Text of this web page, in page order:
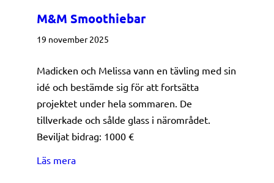
M&M Smoothiebar
19 november 2025
Madicken och Melissa vann en tävling med sin
idé och bestämde sig för att fortsätta
projektet under hela sommaren. De
tillverkade och sålde glass i närområdet.
Beviljat bidrag: 1000 €
Läs meraabout M&M Smoothiebar